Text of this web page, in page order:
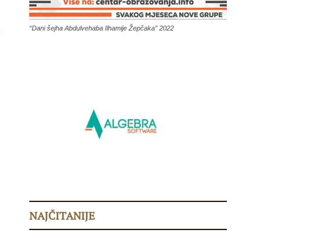
“Dani šejha Abdulvehaba Ilhamije Žepčaka” 2022
NAJČITANIJE